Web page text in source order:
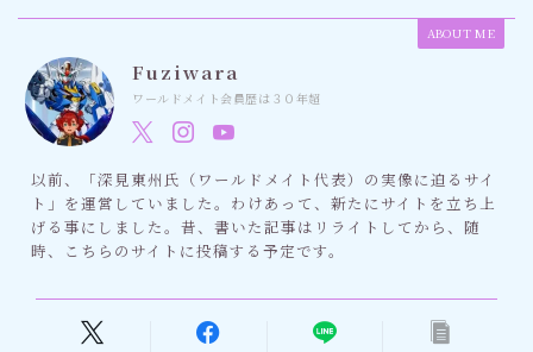
ABOUT ME
Fuziwara
ワールドメイト会員歴は３０年超
以前、「深見東州氏（ワールドメイト代表）の実像に迫るサイ
ト」を運営していました。わけあって、新たにサイトを立ち上
げる事にしました。昔、書いた記事はリライトしてから、随
時、こちらのサイトに投稿する予定です。